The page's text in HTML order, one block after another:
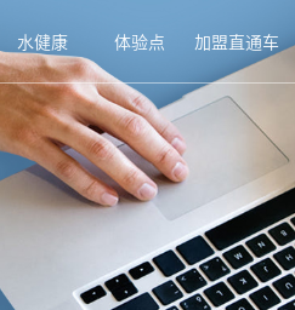
水健康 体验点 加盟直通车